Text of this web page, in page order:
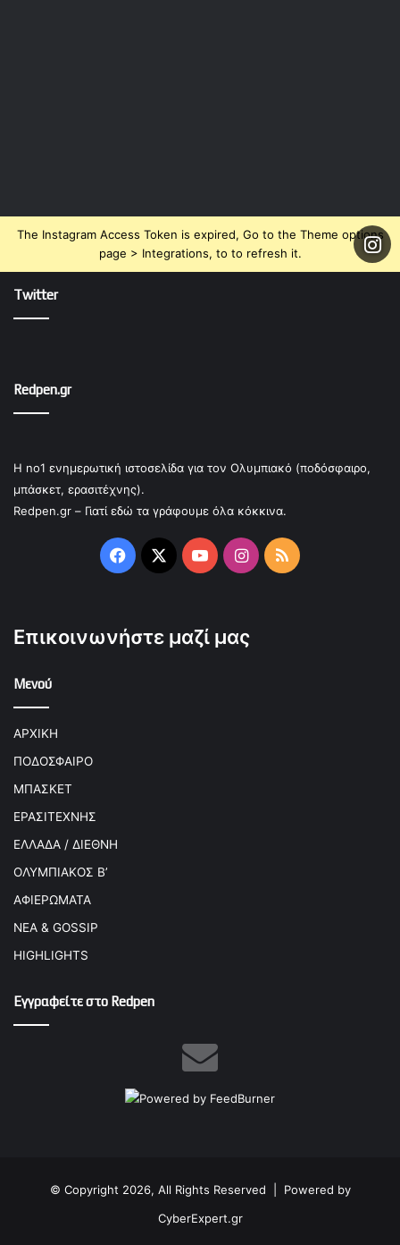
The Instagram Access Token is expired, Go to the Theme options
page > Integrations, to to refresh it.
Twitter
Redpen.gr
Η no1 ενημερωτική ιστοσελίδα για τον Ολυμπιακό (ποδόσφαιρο,
μπάσκετ, ερασιτέχνης).
Redpen.gr – Γιατί εδώ τα γράφουμε όλα κόκκινα.
Facebook
X YouTubeInstagram
RSS
Επικοινωνήστε μαζί μας
Μενού
ΑΡΧΙΚΗ
ΠΟΔΟΣΦΑΙΡΟ
ΜΠΑΣΚΕΤ
ΕΡΑΣΙΤΕΧΝΗΣ
ΕΛΛΑΔΑ / ΔΙΕΘΝΗ
ΟΛΥΜΠΙΑΚΟΣ Β’
ΑΦΙΕΡΩΜΑΤΑ
ΝΕΑ & GOSSIP
HIGHLIGHTS
Εγγραφείτε στο Redpen
© Copyright 2026, All Rights Reserved | Powered by
CyberExpert.gr